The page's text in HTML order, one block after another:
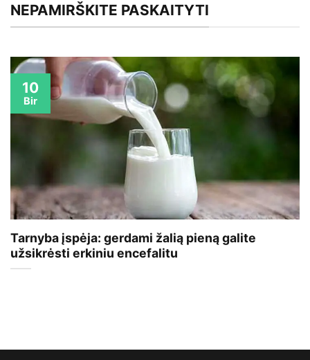
NEPAMIRŠKITE PASKAITYTI
Tarnyba įspėja: gerdami žalią pieną galite
užsikrėsti erkiniu encefalitu
10
Bir